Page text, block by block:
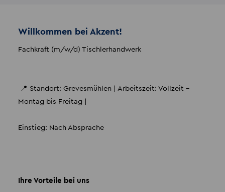
Willkommen bei Akzent!
Fachkraft (m/w/d) Tischlerhandwerk
📍 Standort: Grevesmühlen | Arbeitszeit: Vollzeit –
Montag bis Freitag |
Einstieg: Nach Absprache
Ihre Vorteile bei uns